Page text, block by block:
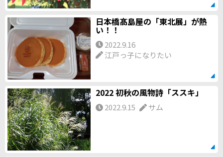
日本橋髙島屋の「東北展」が熱
い！！
2022.9.16
江戸っ子になりたい
2022 初秋の風物詩「ススキ」
2022.9.15 サム